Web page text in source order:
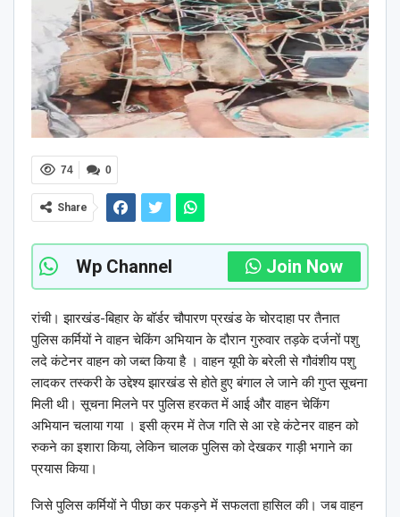
0
74
Share
Wp Channel Join Now
रांची। झारखंड-बिहार के बॉर्डर चौपारण प्रखंड के चोरदाहा पर तैनात
पुलिस कर्मियों ने वाहन चेकिंग अभियान के दौरान गुरुवार तड़के दर्जनों पशु
लदे कंटेनर वाहन को जब्त किया है । वाहन यूपी के बरेली से गौवंशीय पशु
लादकर तस्करी के उद्देश्य झारखंड से होते हुए बंगाल ले जाने की गुप्त सूचना
मिली थी। सूचना मिलने पर पुलिस हरकत में आई और वाहन चेकिंग
अभियान चलाया गया । इसी क्रम में तेज गति से आ रहे कंटेनर वाहन को
रुकने का इशारा किया, लेकिन चालक पुलिस को देखकर गाड़ी भगाने का
प्रयास किया।
जिसे पुलिस कर्मियों ने पीछा कर पकड़ने में सफलता हासिल की। जब वाहन